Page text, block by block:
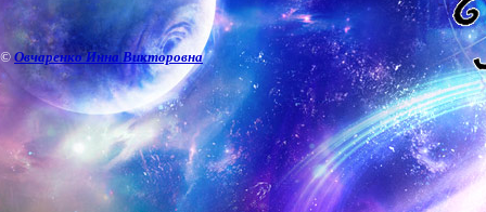
©Овчаренко Инна Викторовна